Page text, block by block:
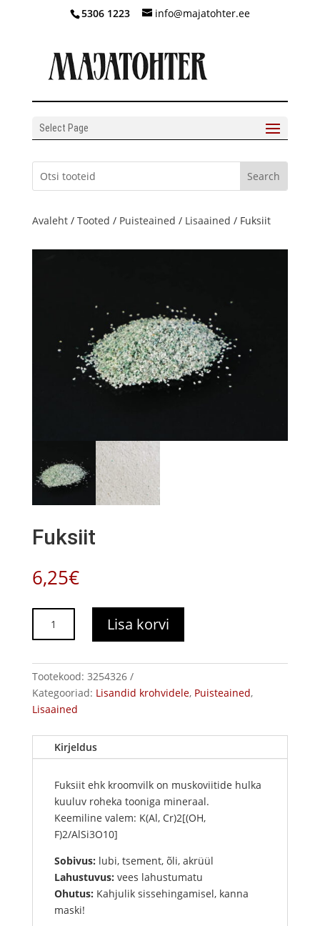
5306 1223 info@majatohter.ee
Select Page
Avaleht/ Tooted / Puisteained / Lisaained / Fuksiit
Fuksiit
6,25€
kogus
Lisa korvi
Tootekood: 3254326
Kategooriad: Lisandid krohvidele, Puisteained,
Lisaained
Kirjeldus
Fuksiit ehk kroomvilk on muskoviitide hulka
kuuluv roheka tooniga mineraal.
Keemiline valem: K(Al, Cr)2[(OH,
F)2/AlSi3O10]
Sobivus: lubi, tsement, õli, akrüül
Lahustuvus: vees lahustumatu
Ohutus: Kahjulik sissehingamisel, kanna
maski!